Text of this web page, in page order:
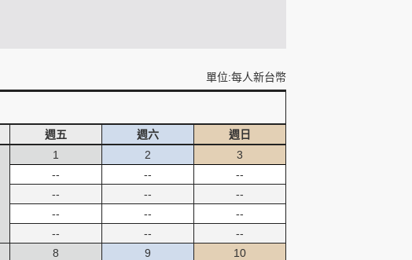
單位:每人新台幣
週五 週六
週日
1
--
--
--
--
2
--
--
--
--
3
--
--
--
--
8
9
10